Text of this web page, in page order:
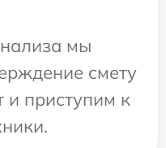
мы
смету
и приступим к